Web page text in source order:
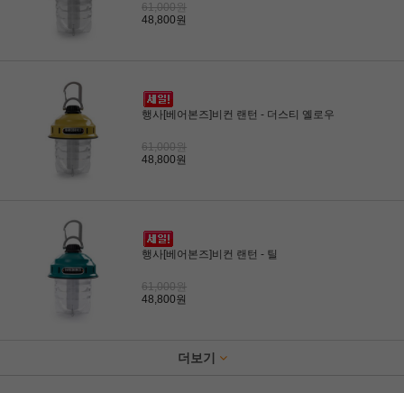
61,000원
48,800원
행사[베어본즈]비컨 랜턴 - 더스티 옐로우
61,000원
48,800원
행사[베어본즈]비컨 랜턴 - 틸
61,000원
48,800원
더보기